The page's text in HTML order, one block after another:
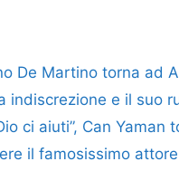
De Martino torna ad
indiscrezione e il suo
ci aiuti”, Can Yaman
il famosissimo